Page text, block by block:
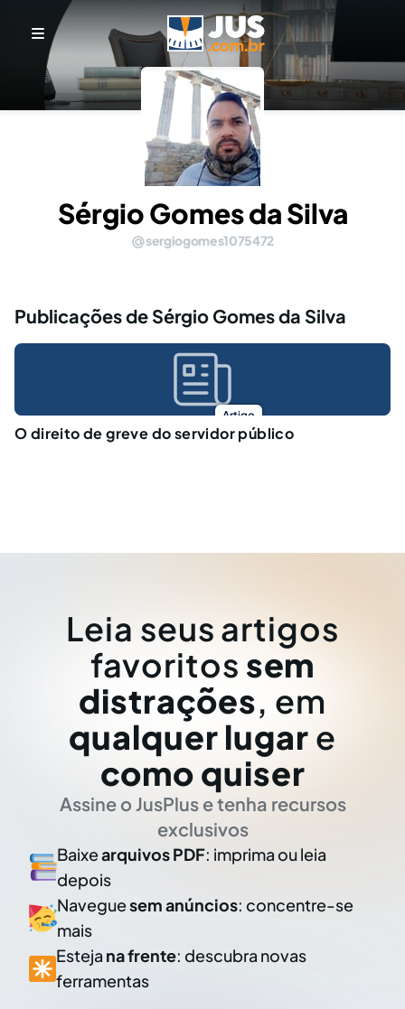
Sérgio Gomes da Silva
sergiogomes1075472
Publicações de Sérgio Gomes da Silva
Artigo
O direito de greve do servidor público
Leia seus artigos
favoritos sem
distrações, em
qualquer lugar e
como quiser
Assine o JusPlus e tenha recursos
exclusivos
Baixearquivos PDF: imprima ou leia
depois
Naveguesem anúncios: concentre-se
mais
Esteja na frente: descubra novas
ferramentas